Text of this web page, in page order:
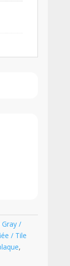
/
/ Tile
,